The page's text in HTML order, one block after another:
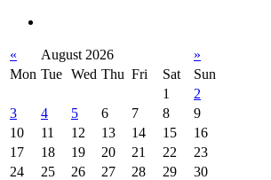
« August 2026
»
Mon Tue Wed Thu Fri Sat
Sun
1
2
3
4 5 6 7 8
9
10
11 12 13 14 15
16
17
18 19 20 21 22
23
24
25 26 27 28 29
30